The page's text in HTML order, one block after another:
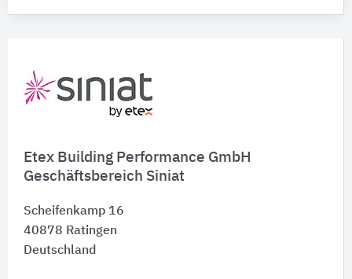
Etex Building Performance GmbH
Geschäftsbereich Siniat
Scheifenkamp 16
40878 Ratingen
Deutschland